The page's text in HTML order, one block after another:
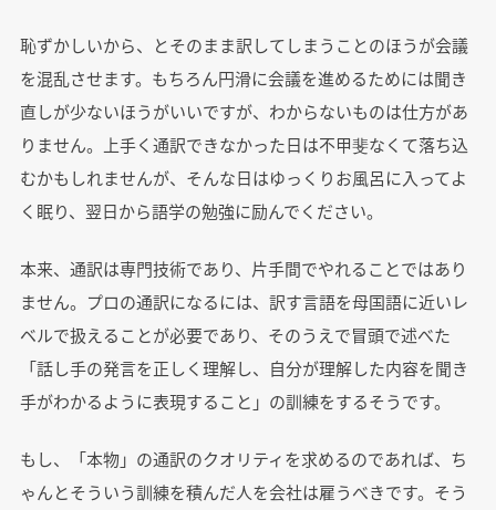
恥ずかしいから、とそのまま訳してしまうことのほうが会議
を混乱させます。もちろん円滑に会議を進めるためには聞き
直しが少ないほうがいいですが、わからないものは仕方があ
りません。上手く通訳できなかった日は不甲斐なくて落ち込
むかもしれませんが、そんな日はゆっくりお風呂に入ってよ
く眠り、翌日から語学の勉強に励んでください。
本来、通訳は専門技術であり、片手間でやれることではあり
ません。プロの通訳になるには、訳す言語を母国語に近いレ
ベルで扱えることが必要であり、そのうえで冒頭で述べた
「話し手の発言を正しく理解し、自分が理解した内容を聞き
手がわかるように表現すること」の訓練をするそうです。
もし、「本物」の通訳のクオリティを求めるのであれば、ち
ゃんとそういう訓練を積んだ人を会社は雇うべきです。そう